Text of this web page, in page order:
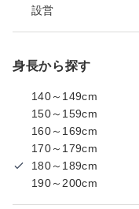
設営
身長から探す
140～149cm
150～159cm
160～169cm
170～179cm
180～189cm
190～200cm